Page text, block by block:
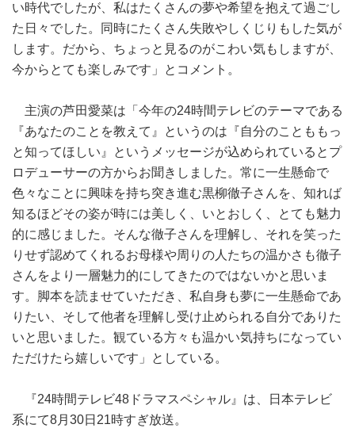
い時代でしたが、私はたくさんの夢や希望を抱えて過ごし
た日々でした。同時にたくさん失敗やしくじりもした気が
します。だから、ちょっと見るのがこわい気もしますが、
今からとても楽しみです」とコメント。
主演の芦田愛菜は「今年の24時間テレビのテーマである
『あなたのことを教えて』というのは『自分のことももっ
と知ってほしい』というメッセージが込められているとプ
ロデューサーの方からお聞きしました。常に一生懸命で
色々なことに興味を持ち突き進む黒柳徹子さんを、知れば
知るほどその姿が時には美しく、いとおしく、とても魅力
的に感じました。そんな徹子さんを理解し、それを笑った
りせず認めてくれるお母様や周りの人たちの温かさも徹子
さんをより一層魅力的にしてきたのではないかと思いま
す。脚本を読ませていただき、私自身も夢に一生懸命であ
りたい、そして他者を理解し受け止められる自分でありた
いと思いました。観ている方々も温かい気持ちになってい
ただけたら嬉しいです」としている。
『24時間テレビ48ドラマスペシャル』は、日本テレビ
系にて8月30日21時すぎ放送。